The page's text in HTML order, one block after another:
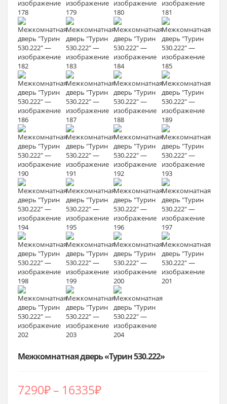
Межкомнатная дверь «Турин 530.222»
7290₽– 16335₽